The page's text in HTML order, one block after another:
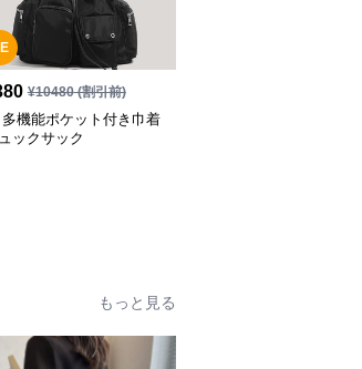
¥10480(割引前)
機能ポケット付き巾着
ックサック
もっと見る